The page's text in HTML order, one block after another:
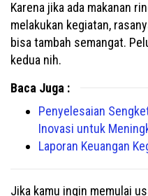
Karena jika ada makanan
melakukan kegiatan,
bisa tambah semangat.
kedua nih.
Baca Juga :
Penyelesaian
Inovasi untuk
Laporan Keuangan
Jika kamu ingin memulai